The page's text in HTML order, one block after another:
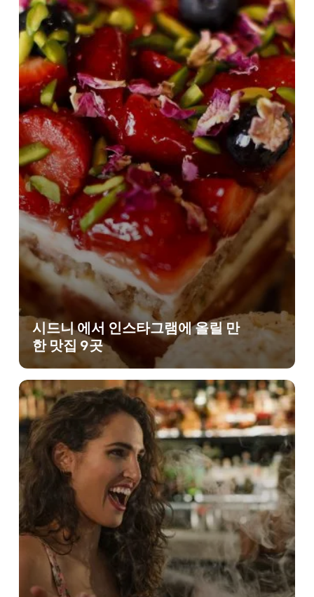
시드니 에서 인스타그램에 올릴 만
한 맛집 9곳